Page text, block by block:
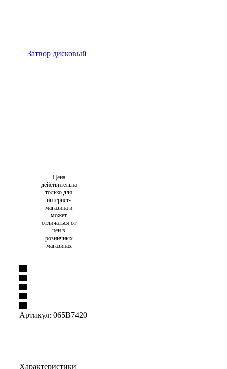
Цена
действительна
только для
интернет-
магазина и
может
отличаться от
цен в
розничных
магазинах
Артикул: 065B7420
Характеристики